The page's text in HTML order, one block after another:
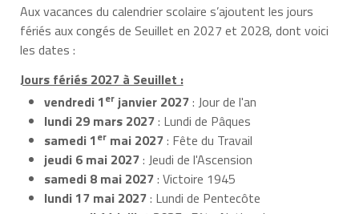
Aux vacances du calendrier scolaire s’ajoutent les jours
fériés aux congés de Seuillet en 2027 et 2028, dont voici
les dates :
Jours fériés 2027 à Seuillet :
vendredi 1er janvier 2027: Jour de l'an
lundi 29 mars 2027: Lundi de Pâques
samedi 1er mai 2027: Fête du Travail
jeudi 6 mai 2027: Jeudi de l'Ascension
samedi 8 mai 2027: Victoire 1945
lundi 17 mai 2027: Lundi de Pentecôte